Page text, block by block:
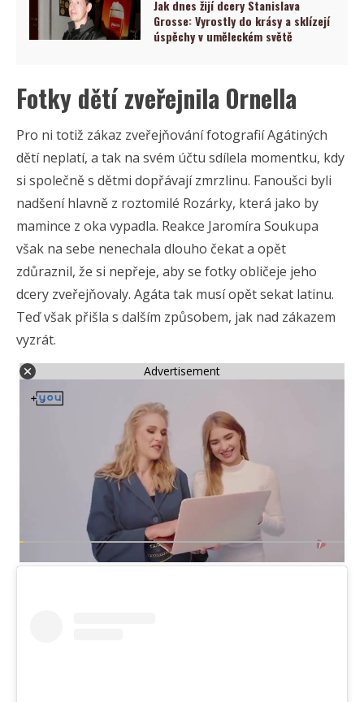
Jak dnes žijí dcery Stanislava
Grosse: Vyrostly do krásy a sklízejí
úspěchy v uměleckém světě
Fotky dětí zveřejnila Ornella
Pro ni totiž zákaz zveřejňování fotografií Agátiných
dětí neplatí, a tak na svém účtu sdílela momentku, kdy
si společně s dětmi dopřávají zmrzlinu. Fanoušci byli
nadšení hlavně z roztomilé Rozárky, která jako by
mamince z oka vypadla. Reakce Jaromíra Soukupa
však na sebe nenechala dlouho čekat a opět
zdůraznil, že si nepřeje, aby se fotky obličeje jeho
dcery zveřejňovaly. Agáta tak musí opět sekat latinu.
Teď však přišla s dalším způsobem, jak nad zákazem
vyzrát.
Advertisement